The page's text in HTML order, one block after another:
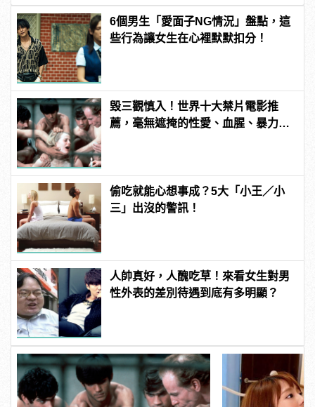
6個男生「愛面子NG情況」盤點，這
些行為讓女生在心裡默默扣分！
毀三觀慎入！世界十大禁片電影推
薦，毫無遮掩的性愛、血腥、暴力、
偷吃就能心想事成？5大「小王／小
三」出沒的警訊！
人帥真好，人醜吃草！來看女生對男
性外表的差別待遇到底有多明顯？